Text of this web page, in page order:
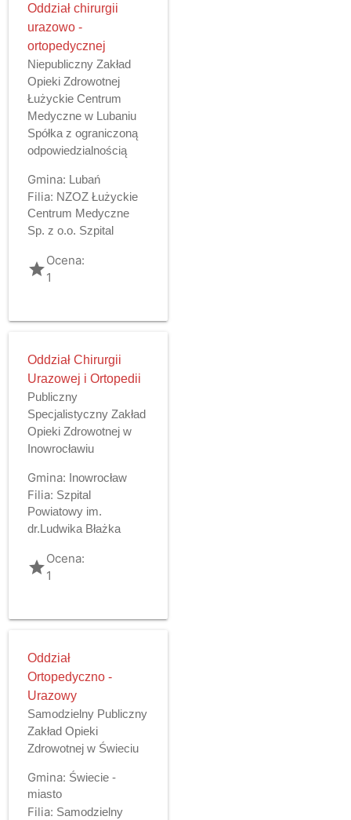
Oddział chirurgii
urazowo -
ortopedycznej
Niepubliczny Zakład
Opieki Zdrowotnej
Łużyckie Centrum
Medyczne w Lubaniu
Spółka z ograniczoną
odpowiedzialnością
Gmina: Lubań
Filia: NZOZ Łużyckie
Centrum Medyczne
Sp. z o.o. Szpital
gradeOcena:
1
Oddział Chirurgii
Urazowej i Ortopedii
Publiczny
Specjalistyczny Zakład
Opieki Zdrowotnej w
Inowrocławiu
Gmina: Inowrocław
Filia: Szpital
Powiatowy im.
dr.Ludwika Błażka
gradeOcena:
1
Oddział
Ortopedyczno -
Urazowy
Samodzielny Publiczny
Zakład Opieki
Zdrowotnej w Świeciu
Gmina: Świecie -
miasto
Filia: Samodzielny